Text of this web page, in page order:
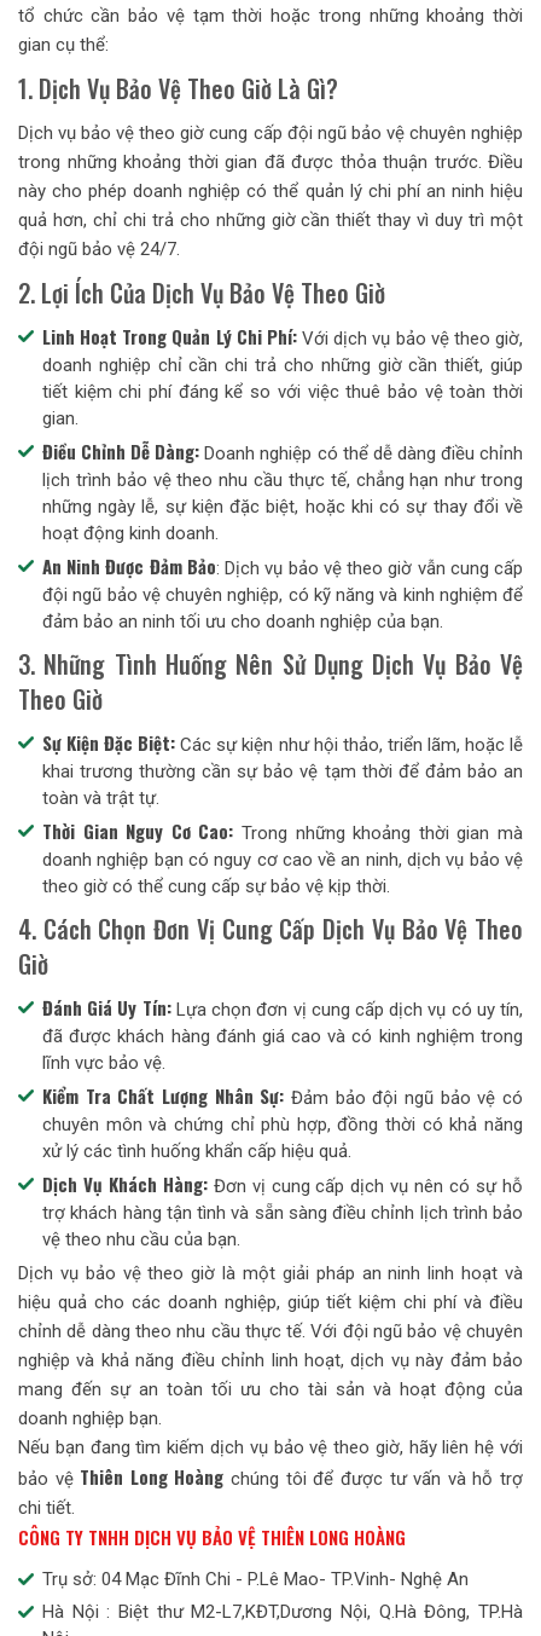
tổ chức cần bảo vệ tạm thời hoặc trong những khoảng thời
gian cụ thể:
1. Dịch Vụ Bảo Vệ Theo Giờ Là Gì?
Dịch vụ bảo vệ theo giờ cung cấp đội ngũ bảo vệ chuyên nghiệp
trong những khoảng thời gian đã được thỏa thuận trước. Điều
này cho phép doanh nghiệp có thể quản lý chi phí an ninh hiệu
quả hơn, chỉ chi trả cho những giờ cần thiết thay vì duy trì một
đội ngũ bảo vệ 24/7.
2. Lợi Ích Của Dịch Vụ Bảo Vệ Theo Giờ
Linh Hoạt Trong Quản Lý Chi Phí:Với dịch vụ bảo vệ theo giờ,
doanh nghiệp chỉ cần chi trả cho những giờ cần thiết, giúp
tiết kiệm chi phí đáng kể so với việc thuê bảo vệ toàn thời
gian.
Điều Chỉnh Dễ Dàng:Doanh nghiệp có thể dễ dàng điều chỉnh
lịch trình bảo vệ theo nhu cầu thực tế, chẳng hạn như trong
những ngày lễ, sự kiện đặc biệt, hoặc khi có sự thay đổi về
hoạt động kinh doanh.
An Ninh Được Đảm Bảo: Dịch vụ bảo vệ theo giờ vẫn cung cấp
đội ngũ bảo vệ chuyên nghiệp, có kỹ năng và kinh nghiệm để
đảm bảo an ninh tối ưu cho doanh nghiệp của bạn.
3. Những Tình Huống Nên Sử Dụng Dịch Vụ Bảo Vệ
Theo Giờ
Sự Kiện Đặc Biệt: Các sự kiện như hội thảo, triển lãm, hoặc lễ
khai trương thường cần sự bảo vệ tạm thời để đảm bảo an
toàn và trật tự.
Thời Gian Nguy Cơ Cao: Trong những khoảng thời gian mà
doanh nghiệp bạn có nguy cơ cao về an ninh, dịch vụ bảo vệ
theo giờ có thể cung cấp sự bảo vệ kịp thời.
4. Cách Chọn Đơn Vị Cung Cấp Dịch Vụ Bảo Vệ Theo
Giờ
Đánh Giá Uy Tín:Lựa chọn đơn vị cung cấp dịch vụ có uy tín,
đã được khách hàng đánh giá cao và có kinh nghiệm trong
lĩnh vực bảo vệ.
Kiểm Tra Chất Lượng Nhân Sự: Đảm bảo đội ngũ bảo vệ có
chuyên môn và chứng chỉ phù hợp, đồng thời có khả năng
xử lý các tình huống khẩn cấp hiệu quả.
Dịch Vụ Khách Hàng: Đơn vị cung cấp dịch vụ nên có sự hỗ
trợ khách hàng tận tình và sẵn sàng điều chỉnh lịch trình bảo
vệ theo nhu cầu của bạn.
Dịch vụ bảo vệ theo giờ là một giải pháp an ninh linh hoạt và
hiệu quả cho các doanh nghiệp, giúp tiết kiệm chi phí và điều
chỉnh dễ dàng theo nhu cầu thực tế. Với đội ngũ bảo vệ chuyên
nghiệp và khả năng điều chỉnh linh hoạt, dịch vụ này đảm bảo
mang đến sự an toàn tối ưu cho tài sản và hoạt động của
doanh nghiệp bạn.
Nếu bạn đang tìm kiếm dịch vụ bảo vệ theo giờ, hãy liên hệ với
bảo vệ Thiên Long Hoàng chúng tôi để được tư vấn và hỗ trợ
chi tiết.
CÔNG TY TNHH DỊCH VỤ BẢO VỆ THIÊN LONG HOÀNG
Trụ sở: 04 Mạc Đĩnh Chi - P.Lê Mao- TP.Vinh- Nghệ An
Hà Nội : Biệt thư M2-L7,KĐT,Dương Nội, Q.Hà Đông, TP.Hà